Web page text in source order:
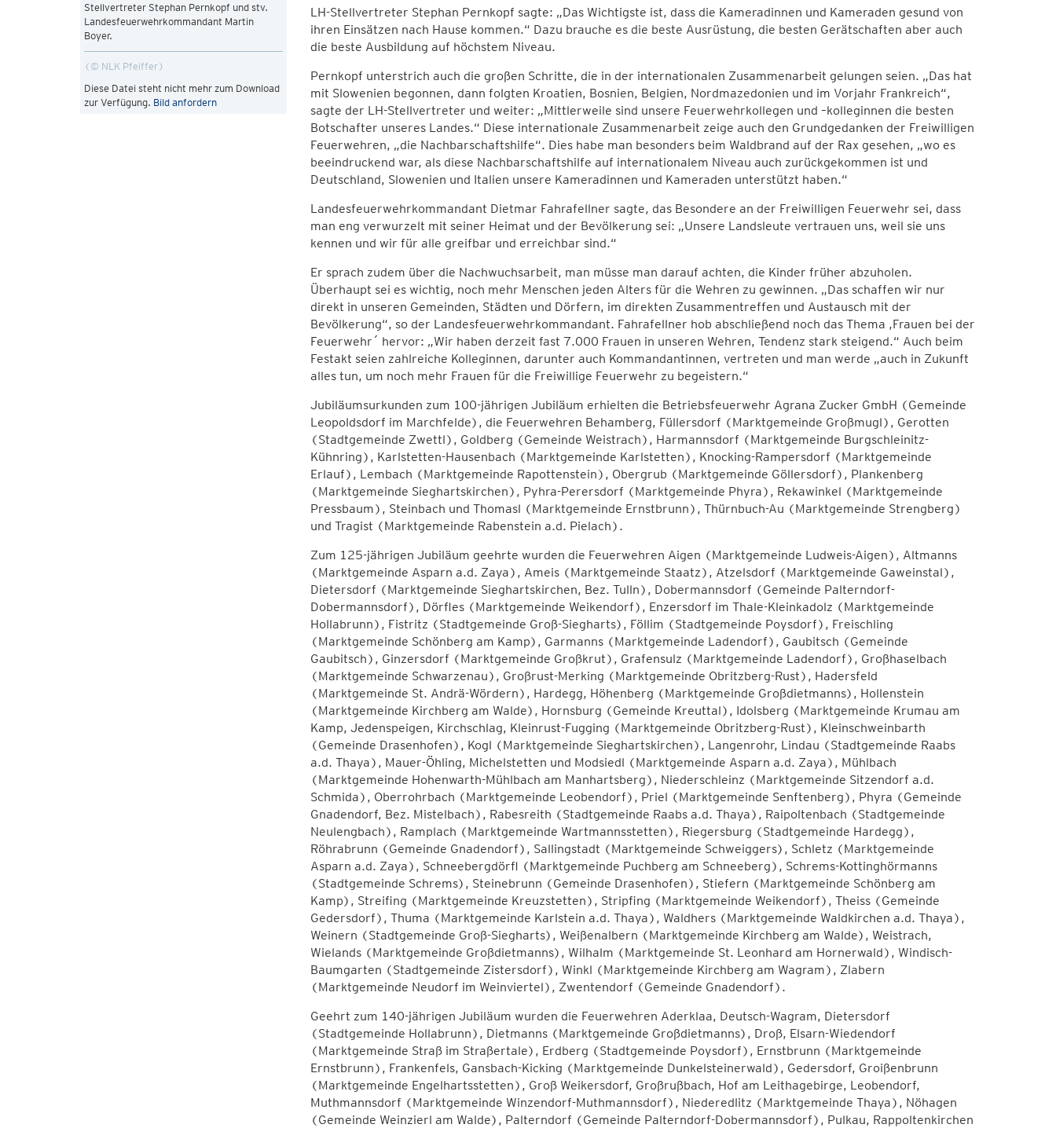
Stellvertreter Stephan Pernkopf und stv.
Landesfeuerwehrkommandant Martin
Boyer.
© NLK Pfeiffer
Diese Datei steht nicht mehr zum Download
zur Verfügung. Bild anfordern
LH-Stellvertreter Stephan Pernkopf sagte: „Das Wichtigste ist, dass die Kameradinnen und Kameraden gesund von
ihren Einsätzen nach Hause kommen.“ Dazu brauche es die beste Ausrüstung, die besten Gerätschaften aber auch
die beste Ausbildung auf höchstem Niveau.
Pernkopf unterstrich auch die großen Schritte, die in der internationalen Zusammenarbeit gelungen seien. „Das hat
mit Slowenien begonnen, dann folgten Kroatien, Bosnien, Belgien, Nordmazedonien und im Vorjahr Frankreich“,
sagte der LH-Stellvertreter und weiter: „Mittlerweile sind unsere Feuerwehrkollegen und –kolleginnen die besten
Botschafter unseres Landes.“ Diese internationale Zusammenarbeit zeige auch den Grundgedanken der Freiwilligen
Feuerwehren, „die Nachbarschaftshilfe“. Dies habe man besonders beim Waldbrand auf der Rax gesehen, „wo es
beeindruckend war, als diese Nachbarschaftshilfe auf internationalem Niveau auch zurückgekommen ist und
Deutschland, Slowenien und Italien unsere Kameradinnen und Kameraden unterstützt haben.“
Landesfeuerwehrkommandant Dietmar Fahrafellner sagte, das Besondere an der Freiwilligen Feuerwehr sei, dass
man eng verwurzelt mit seiner Heimat und der Bevölkerung sei: „Unsere Landsleute vertrauen uns, weil sie uns
kennen und wir für alle greifbar und erreichbar sind.“
Er sprach zudem über die Nachwuchsarbeit, man müsse man darauf achten, die Kinder früher abzuholen.
Überhaupt sei es wichtig, noch mehr Menschen jeden Alters für die Wehren zu gewinnen. „Das schaffen wir nur
direkt in unseren Gemeinden, Städten und Dörfern, im direkten Zusammentreffen und Austausch mit der
Bevölkerung“, so der Landesfeuerwehrkommandant. Fahrafellner hob abschließend noch das Thema ,Frauen bei der
Feuerwehr´ hervor: „Wir haben derzeit fast 7.000 Frauen in unseren Wehren, Tendenz stark steigend.“ Auch beim
Festakt seien zahlreiche Kolleginnen, darunter auch Kommandantinnen, vertreten und man werde „auch in Zukunft
alles tun, um noch mehr Frauen für die Freiwillige Feuerwehr zu begeistern.“
Jubiläumsurkunden zum 100-jährigen Jubiläum erhielten die Betriebsfeuerwehr Agrana Zucker GmbH (Gemeinde
Leopoldsdorf im Marchfelde), die Feuerwehren Behamberg, Füllersdorf (Marktgemeinde Großmugl), Gerotten
(Stadtgemeinde Zwettl), Goldberg (Gemeinde Weistrach), Harmannsdorf (Marktgemeinde Burgschleinitz-
Kühnring), Karlstetten-Hausenbach (Marktgemeinde Karlstetten), Knocking-Rampersdorf (Marktgemeinde
Erlauf), Lembach (Marktgemeinde Rapottenstein), Obergrub (Marktgemeinde Göllersdorf), Plankenberg
(Marktgemeinde Sieghartskirchen), Pyhra-Perersdorf (Marktgemeinde Phyra), Rekawinkel (Marktgemeinde
Pressbaum), Steinbach und Thomasl (Marktgemeinde Ernstbrunn), Thürnbuch-Au (Marktgemeinde Strengberg)
und Tragist (Marktgemeinde Rabenstein a.d. Pielach).
Zum 125-jährigen Jubiläum geehrte wurden die Feuerwehren Aigen (Marktgemeinde Ludweis-Aigen), Altmanns
(Marktgemeinde Asparn a.d. Zaya), Ameis (Marktgemeinde Staatz), Atzelsdorf (Marktgemeinde Gaweinstal),
Dietersdorf (Marktgemeinde Sieghartskirchen, Bez. Tulln), Dobermannsdorf (Gemeinde Palterndorf-
Dobermannsdorf), Dörfles (Marktgemeinde Weikendorf), Enzersdorf im Thale-Kleinkadolz (Marktgemeinde
Hollabrunn), Fistritz (Stadtgemeinde Groß-Siegharts), Föllim (Stadtgemeinde Poysdorf), Freischling
(Marktgemeinde Schönberg am Kamp), Garmanns (Marktgemeinde Ladendorf), Gaubitsch (Gemeinde
Gaubitsch), Ginzersdorf (Marktgemeinde Großkrut), Grafensulz (Marktgemeinde Ladendorf), Großhaselbach
(Marktgemeinde Schwarzenau), Großrust-Merking (Marktgemeinde Obritzberg-Rust), Hadersfeld
(Marktgemeinde St. Andrä-Wördern), Hardegg, Höhenberg (Marktgemeinde Großdietmanns), Hollenstein
(Marktgemeinde Kirchberg am Walde), Hornsburg (Gemeinde Kreuttal), Idolsberg (Marktgemeinde Krumau am
Kamp, Jedenspeigen, Kirchschlag, Kleinrust-Fugging (Marktgemeinde Obritzberg-Rust), Kleinschweinbarth
(Gemeinde Drasenhofen), Kogl (Marktgemeinde Sieghartskirchen), Langenrohr, Lindau (Stadtgemeinde Raabs
a.d. Thaya), Mauer-Öhling, Michelstetten und Modsiedl (Marktgemeinde Asparn a.d. Zaya), Mühlbach
(Marktgemeinde Hohenwarth-Mühlbach am Manhartsberg), Niederschleinz (Marktgemeinde Sitzendorf a.d.
Schmida), Oberrohrbach (Marktgemeinde Leobendorf), Priel (Marktgemeinde Senftenberg), Phyra (Gemeinde
Gnadendorf, Bez. Mistelbach), Rabesreith (Stadtgemeinde Raabs a.d. Thaya), Raipoltenbach (Stadtgemeinde
Neulengbach), Ramplach (Marktgemeinde Wartmannsstetten), Riegersburg (Stadtgemeinde Hardegg),
Röhrabrunn (Gemeinde Gnadendorf), Sallingstadt (Marktgemeinde Schweiggers), Schletz (Marktgemeinde
Asparn a.d. Zaya), Schneebergdörfl (Marktgemeinde Puchberg am Schneeberg), Schrems-Kottinghörmanns
(Stadtgemeinde Schrems), Steinebrunn (Gemeinde Drasenhofen), Stiefern (Marktgemeinde Schönberg am
Kamp), Streifing (Marktgemeinde Kreuzstetten), Stripfing (Marktgemeinde Weikendorf), Theiss (Gemeinde
Gedersdorf), Thuma (Marktgemeinde Karlstein a.d. Thaya), Waldhers (Marktgemeinde Waldkirchen a.d. Thaya),
Weinern (Stadtgemeinde Groß-Siegharts), Weißenalbern (Marktgemeinde Kirchberg am Walde), Weistrach,
Wielands (Marktgemeinde Großdietmanns), Wilhalm (Marktgemeinde St. Leonhard am Hornerwald), Windisch-
Baumgarten (Stadtgemeinde Zistersdorf), Winkl (Marktgemeinde Kirchberg am Wagram), Zlabern
(Marktgemeinde Neudorf im Weinviertel), Zwentendorf (Gemeinde Gnadendorf).
Geehrt zum 140-jährigen Jubiläum wurden die Feuerwehren Aderklaa, Deutsch-Wagram, Dietersdorf
(Stadtgemeinde Hollabrunn), Dietmanns (Marktgemeinde Großdietmanns), Droß, Elsarn-Wiedendorf
(Marktgemeinde Straß im Straßertale), Erdberg (Stadtgemeinde Poysdorf), Ernstbrunn (Marktgemeinde
Ernstbrunn), Frankenfels, Gansbach-Kicking (Marktgemeinde Dunkelsteinerwald), Gedersdorf, Groißenbrunn
(Marktgemeinde Engelhartsstetten), Groß Weikersdorf, Großrußbach, Hof am Leithagebirge, Leobendorf,
Muthmannsdorf (Marktgemeinde Winzendorf-Muthmannsdorf), Niederedlitz (Marktgemeinde Thaya), Nöhagen
(Gemeinde Weinzierl am Walde), Palterndorf (Gemeinde Palterndorf-Dobermannsdorf), Pulkau, Rappoltenkirchen